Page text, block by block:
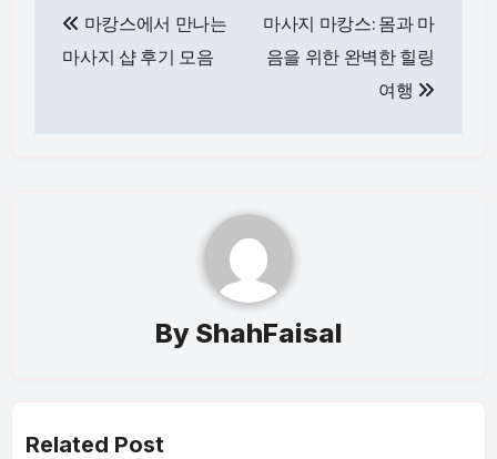
navigation
마캉스에서 만나는
마사지 샵 후기 모음
마사지 마캉스: 몸과 마
음을 위한 완벽한 힐링
여행
By ShahFaisal
Related Post